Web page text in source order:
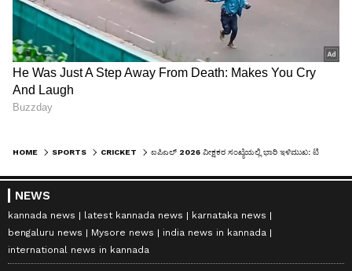
HOME SPORTS CRICKET
NEWS
kannada news latest kannada news
karnataka news
bengaluru news
Mysore news
india news in kannada
international news in kannada